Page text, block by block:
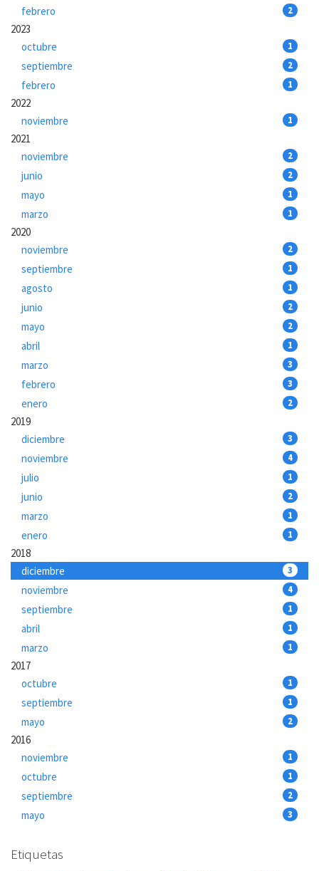
febrero 2
2023
octubre
1
septiembre 2
febrero 1
2022
noviembre
1
2021
noviembre
2
junio 2
mayo 1
marzo 1
2020
noviembre
2
septiembre 1
agosto 1
junio 2
mayo 2
abril 1
marzo 3
febrero 3
enero 2
2019
diciembre
3
noviembre 4
julio 1
junio 2
marzo 1
enero 1
2018
diciembre
3
noviembre 4
septiembre 1
abril 1
marzo 1
2017
octubre
1
septiembre 1
mayo 2
2016
noviembre
1
octubre 1
septiembre 2
mayo 3
Etiquetas